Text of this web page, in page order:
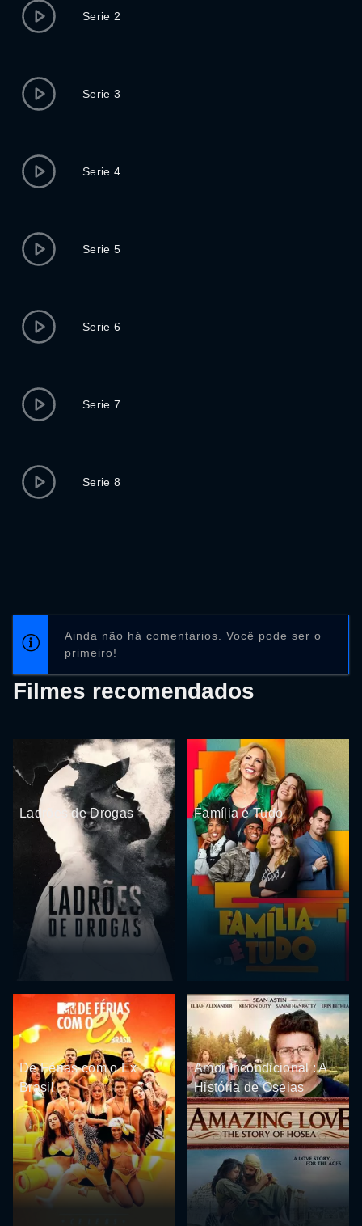
Serie 2
Serie 3
Serie 4
Serie 5
Serie 6
Serie 7
Serie 8
Ainda não há comentários. Você pode ser o
primeiro!
Filmes recomendados
Ladrões de Drogas Família é Tudo
De Férias com o Ex
Brasil
Amor Incondicional : A
História de Oseias